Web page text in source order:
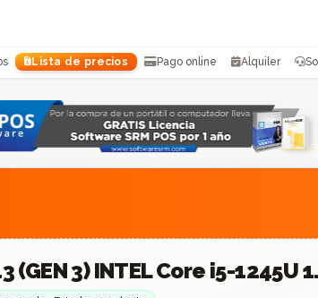
Lista de precios Pago online Alquiler
(GEN 3) INTEL Core i5-1245U